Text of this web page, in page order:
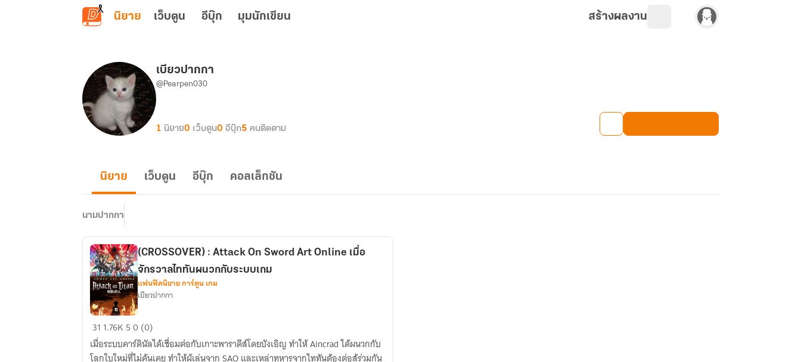
ข้ามไปยังเนื้อหาหลัก
นิยาย เว็บตูน อีบุ๊ก มุมนักเขียน สร้างผลงาน
เบียวปากกา
@Pearpen030
1 นิยาย0 เว็บตูน0 อีบุ๊ก5 คนติดตาม
นิยาย เว็บตูน อีบุ๊ก คอลเล็กชัน
นามปากกา
(CROSSOVER)
Attack
(CROSSOVER) : Attack On Sword Art Online เมื่อ
จักรวาลไททันผนวกกับระบบเกม
แฟนฟิคนิยาย การ์ตูน เกม
เบียวปากกา
31 1.76K 50 (0)
เมื่อระบบคาร์ดินัลได้เชื่อมต่อกับเกาะพาราดีส์โดยบังเอิญ ทำให้ Aincrad ได้ผนวกกับ
โลกใบใหม่ที่ไม่คุ้นเคย ทำให้ผู้เล่นจาก SAO และเหล่าทหารจากไททันต้องต่อสู้ร่วมกัน